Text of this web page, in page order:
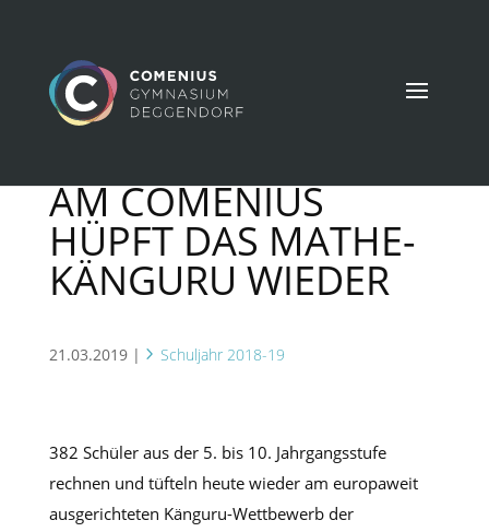
AM COMENIUS
HÜPFT DAS MATHE-
KÄNGURU WIEDER
21.03.2019| Schuljahr 2018-19
382 Schüler aus der 5. bis 10. Jahrgangsstufe
rechnen und tüfteln heute wieder am europaweit
ausgerichteten Känguru-Wettbewerb der